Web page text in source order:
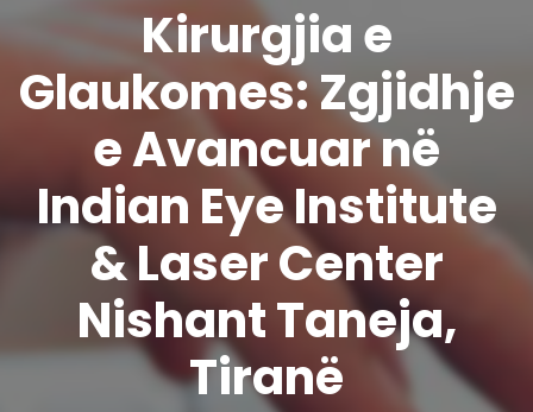
Kirurgjia e
Glaukomes: Zgjidhje
e Avancuar në
Indian Eye Institute
& Laser Center
Nishant Taneja,
Tiranë